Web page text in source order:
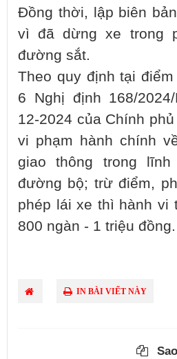
Đồng thời, lập biên
vì đã dừng xe trong
đường sắt.
Theo quy định tại
6 Nghị định 168/
12-2024 của Chính
vi phạm hành chính
giao thông trong
đường bộ; trừ điểm,
phép lái xe thì hành vi
800 ngàn - 1 triệu đồng.
IN BÀI VIẾT NÀY